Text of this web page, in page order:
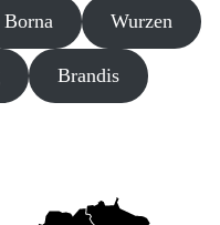
Borna Wurzen
Brandis